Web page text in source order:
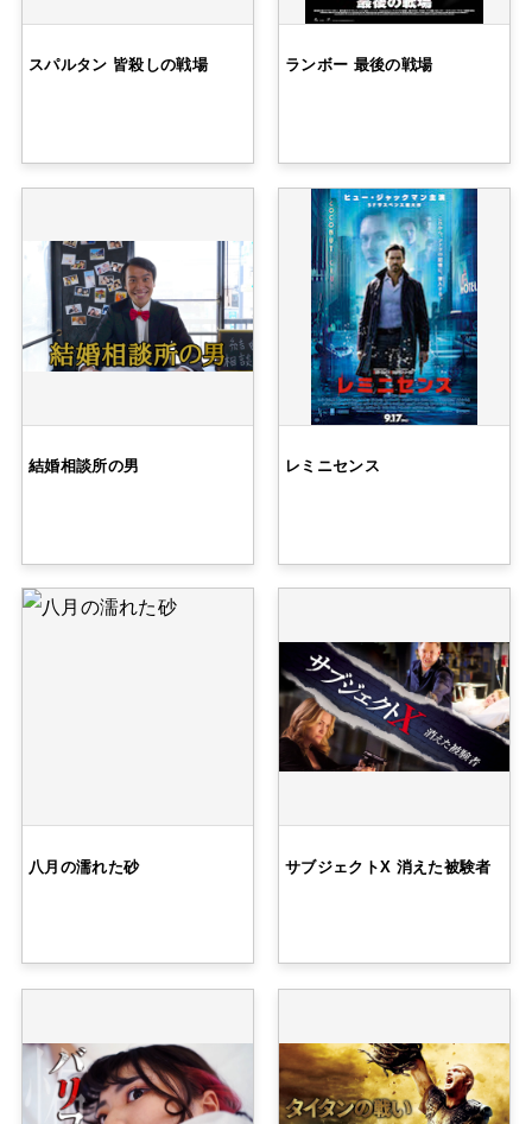
スパルタン 皆殺しの戦場 ランボー 最後の戦場
結婚相談所の男 レミニセンス
八月の濡れた砂 サブジェクトX 消えた被験者